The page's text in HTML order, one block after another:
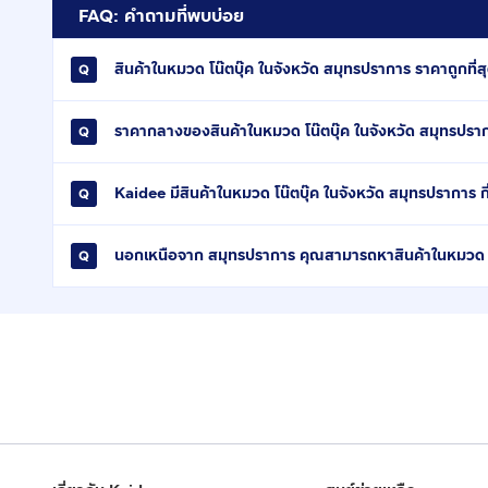
FAQ: คำถามที่พบบ่อย
สินค้าในหมวด โน๊ตบุ๊ค ในจังหวัด สมุทรปราการ ราคาถูกที่สุ
ราคากลางของสินค้าในหมวด โน๊ตบุ๊ค ในจังหวัด สมุทรปรา
Kaidee มีสินค้าในหมวด โน๊ตบุ๊ค ในจังหวัด สมุทรปราการ
นอกเหนือจาก สมุทรปราการ คุณสามารถหาสินค้าในหมวด